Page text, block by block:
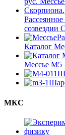
созвездии
Каталог
Мессье М5
МКС